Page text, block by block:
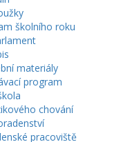
školního roku
materiály
program
chování
pracoviště